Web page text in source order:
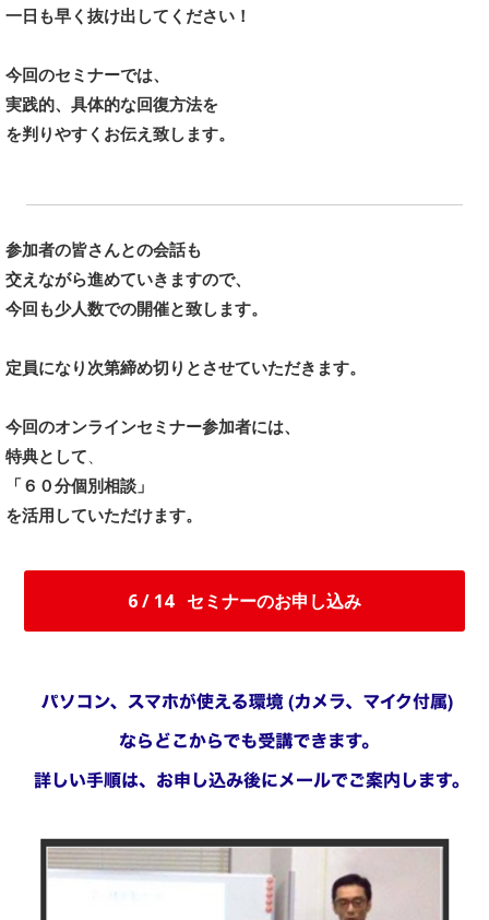
一日も早く抜け出してください！
今回のセミナーでは、
実践的、具体的な回復方法を
を判りやすくお伝え致します。
参加者の皆さんとの会話も
交えながら進めていきますので、
今回も少人数での開催と致します。
定員になり次第締め切りとさせていただきます。
今回のオンラインセミナー参加者には、
特典として
「６ ０分個別相談」
を活用していただけます。
6 / 14セミナーのお申し込み